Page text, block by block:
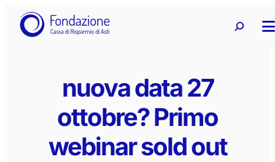
Ricerca
Ricerca
nuova data 27
ottobre? Primo
webinar sold out